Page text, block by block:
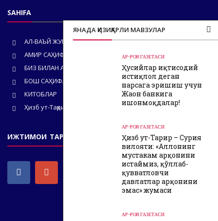
ЯНАДА ҚИЗИҚАРЛИ МАВЗУЛАР
АР-РОЯ ГАЗЕТАСИ
Ҳусийлар иқтисодий
истиқлол деган
нарсага эришиш учун
Жаҳон банкига
ишонмоқдалар!
АР-РОЯ ГАЗЕТАСИ
Ҳизб ут-Таҳрир – Сурия
вилояти: «Аллоҳнинг
мустаҳкам арқонини
истаймиз, қўллаб-
қувватловчи
давлатлар арқонини
эмас» жумаси
АР-РОЯ ГАЗЕТАСИ
SAHIFA
АЛ-ВАЪЙ ЖУРНАЛИ
АМИР САҲИФАСИ
БИЗ БИЛАН АЛОҚА
БОШ САҲИФА
КИТОБЛАР
Ҳизб ут-Таҳрир
ИЖТИМОИ ТАРМОҚЛАРИМИЗ